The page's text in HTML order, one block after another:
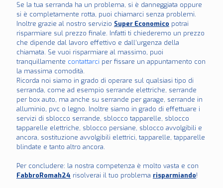
Se la tua serranda ha un problema, si è danneggiata oppure
si è completamente rotta, puoi chiamarci senza problemi.
Inoltre grazie al nostro servizio Super Economico potrai
risparmiare sul prezzo finale. Infatti ti chiederemo un prezzo
che dipende dal lavoro effettivo e dall’urgenza della
chiamata. Se vuoi risparmiare al massimo, puoi
tranquillamente contattarci per fissare un appuntamento con
la massima comodità.
Ricorda noi siamo in grado di operare sul qualsiasi tipo di
serranda, come ad esempio serrande elettriche, serrande
per box auto, ma anche su serrande per garage, serrande in
alluminio, pvc o legno. Inoltre siamo in grado di effettuare i
servizi di sblocco serrande, sblocco tapparelle, sblocco
tapparelle elettriche, sblocco persiane, sblocco avvolgibili e
ancora, sostituzione avvolgibili elettrici, tapparelle, tapparelle
blindate e tanto altro ancora.
Per concludere: la nostra competenza è molto vasta e con
FabbroRomah24 risolverai il tuo problema risparmiando!